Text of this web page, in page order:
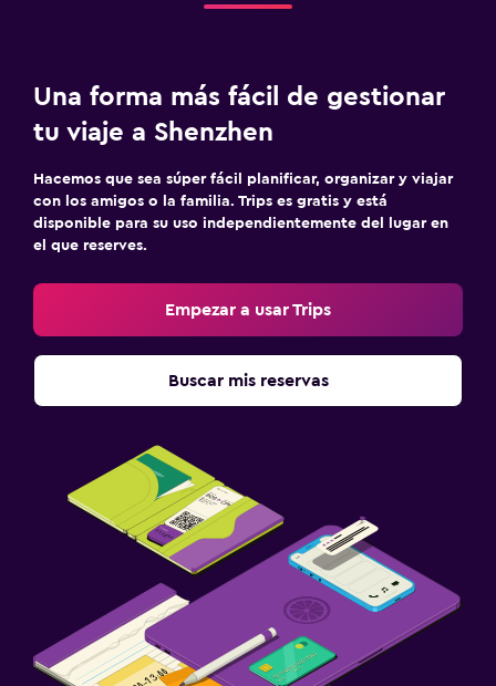
Una forma más fácil de gestionar
tu viaje a Shenzhen
Hacemos que sea súper fácil planificar, organizar y viajar
con los amigos o la familia. Trips es gratis y está
disponible para su uso independientemente del lugar en
el que reserves.
Empezar a usar Trips
Buscar mis reservas